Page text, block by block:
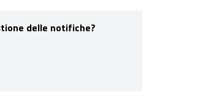
delle notifiche?